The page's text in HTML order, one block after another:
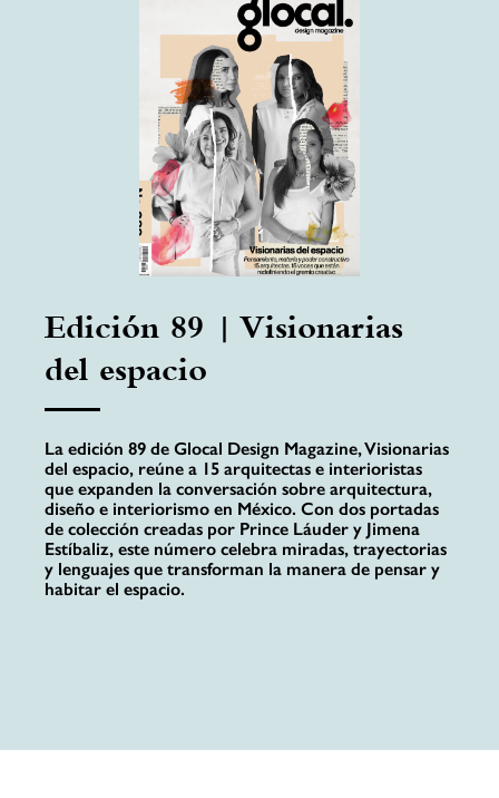
Edición 89 | Visionarias
del espacio
La edición 89 de Glocal Design Magazine, Visionarias
del espacio, reúne a 15 arquitectas e interioristas
que expanden la conversación sobre arquitectura,
diseño e interiorismo en México. Con dos portadas
de colección creadas por Prince Láuder y Jimena
Estíbaliz, este número celebra miradas, trayectorias
y lenguajes que transforman la manera de pensar y
habitar el espacio.